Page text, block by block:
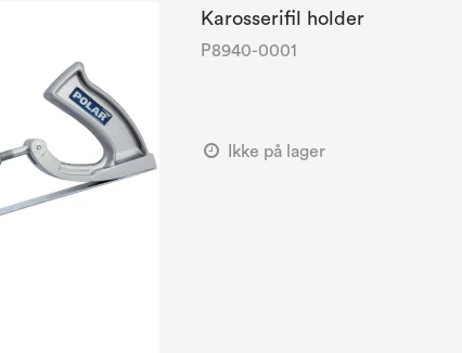
Karosserifil holder
P8940-0001
Ikke på lager